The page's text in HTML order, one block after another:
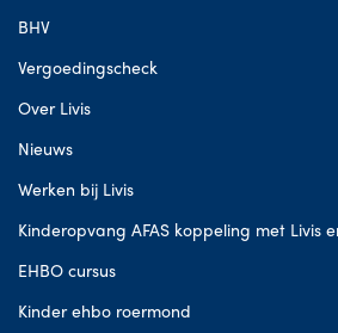
BHV
Vergoedingscheck
Over Livis
Nieuws
Werken bij Livis
Kinderopvang AFAS koppeling met Livis
EHBO cursus
Kinder ehbo roermond